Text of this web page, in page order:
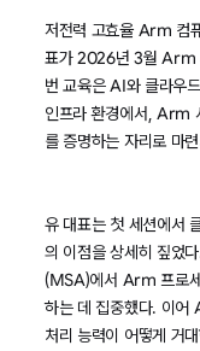
저전력 고효율 Arm 컴
표가 2026년 3월 Arm
번 교육은 AI와 클라우
인프라 환경에서, Arm
를 증명하는 자리로 마
유 대표는 첫 세션에서
의 이점을 상세히 짚었
(MSA)에서 Arm 프로
하는 데 집중했다. 이어
처리 능력이 어떻게 거